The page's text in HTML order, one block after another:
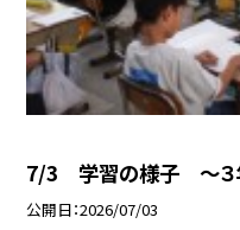
7/3 学習の様子 ～３
公開日 2026/07/03